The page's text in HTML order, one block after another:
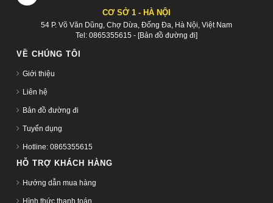
CƠ SỞ 1 - HÀ NỘI
54 P. Võ Văn Dũng, Chợ Dừa, Đống Đa, Hà Nội, Việt Nam
Tel: 0865355615 - [Bản đồ đường đi]
VỀ CHÚNG TÔI
Giới thiệu
Liên hệ
Bản đồ đường đi
Tuyển dụng
Hotline: 0865355615
HỖ TRỢ KHÁCH HÀNG
Hướng dẫn mua hàng